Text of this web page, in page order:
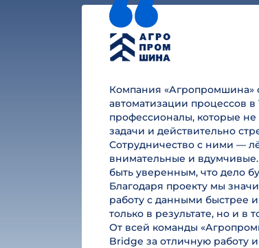
Компания «Агропромшина»
автоматизации процессов
профессионалы, которые не
задачи и действительно
Сотрудничество с ними —
внимательные и
быть уверенным, что дело
Благодаря проекту мы
работу с данными быстрее
только в результате, но и в
От всей команды
Bridge за отличную работу